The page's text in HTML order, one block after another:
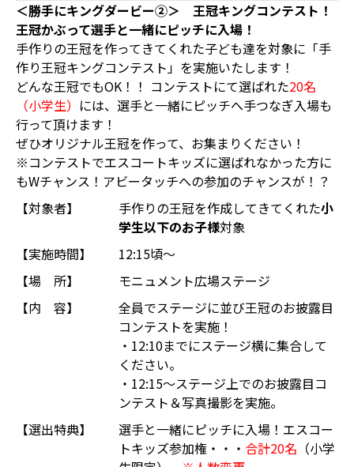
＜勝手にキングダービー②＞ 王冠キングコンテスト！
王冠かぶって選手と一緒にピッチに入場！
手作りの王冠を作ってきてくれた子ども達を対象に「手
作り王冠キングコンテスト」を実施いたします！
どんな王冠でもOK！！ コンテストにて選ばれた20名
（小学生） には、選手と一緒にピッチへ手つなぎ入場も
行って頂けます！
ぜひオリジナル王冠を作って、お集まりください！
※コンテストでエスコートキッズに選ばれなかった方に
もWチャンス！アビータッチへの参加のチャンスが！？
【対象者】
手作りの王冠を作成してきてくれた小
学生以下のお子様対象
【実施時間】
12:15頃～
【場 所】
モニュメント広場ステージ
【内 容】
全員でステージに並び王冠のお披露目
コンテストを実施！
・12:10までにステージ横に集合して
ください。
・12:15～ステージ上でのお披露目コ
ンテスト＆写真撮影を実施。
【選出特典】
選手と一緒にピッチに入場！エスコー
トキッズ参加権・・・ 合計20名 （小学